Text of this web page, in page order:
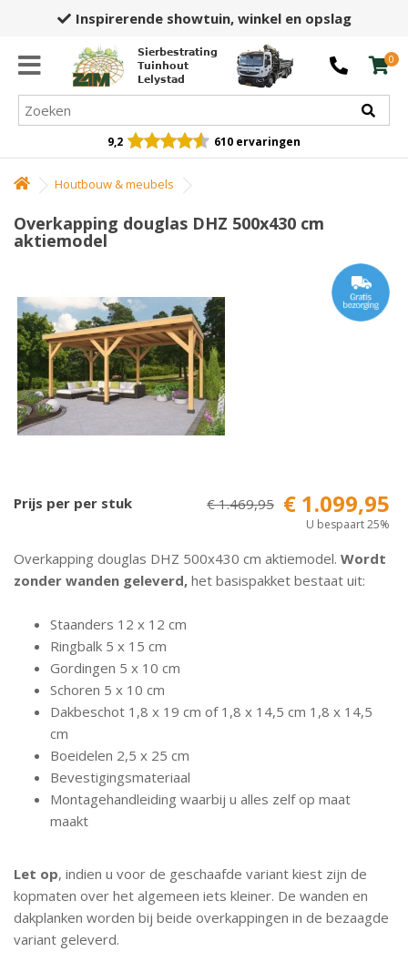
Inspirerende showtuin,winkel en opslag
Sierbestrating
Tuinhout
Lelystad
0
9,2 610 ervaringen
Houtbouw & meubels
Overkapping douglas DHZ 500x430 cm
aktiemodel
Prijs per per stuk € 1.469,95 € 1.099,95
U bespaart 25%
Overkapping douglas DHZ 500x430 cm aktiemodel. Wordt
zonder wanden geleverd, het basispakket bestaat uit:
Staanders 12 x 12 cm
Ringbalk 5 x 15 cm
Gordingen 5 x 10 cm
Schoren 5 x 10 cm
Dakbeschot 1,8 x 19 cm of 1,8 x 14,5 cm 1,8 x 14,5
cm
Boeidelen 2,5 x 25 cm
Bevestigingsmateriaal
Montagehandleiding waarbij u alles zelf op maat
maakt
Let op, indien u voor de geschaafde variant kiest zijn de
kopmaten over het algemeen iets kleiner. De wanden en
dakplanken worden bij beide overkappingen in de bezaagde
variant geleverd.